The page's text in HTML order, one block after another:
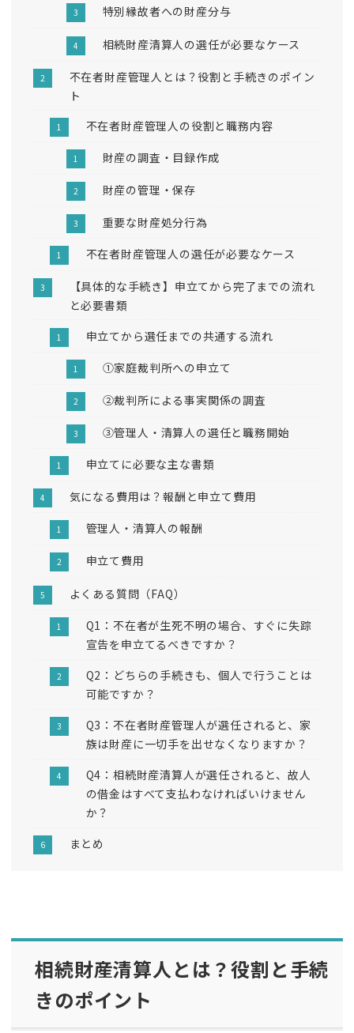
特別縁故者への財産分与
相続財産清算人の選任が必要なケース
不在者財産管理人とは？役割と手続きのポイン
ト
不在者財産管理人の役割と職務内容
財産の調査・目録作成
財産の管理・保存
重要な財産処分行為
不在者財産管理人の選任が必要なケース
【具体的な手続き】申立てから完了までの流れ
と必要書類
申立てから選任までの共通する流れ
①家庭裁判所への申立て
②裁判所による事実関係の調査
③管理人・清算人の選任と職務開始
申立てに必要な主な書類
気になる費用は？報酬と申立て費用
管理人・清算人の報酬
申立て費用
よくある質問（FAQ）
Q1：不在者が生死不明の場合、すぐに失踪
宣告を申立てるべきですか？
Q2：どちらの手続きも、個人で行うことは
可能ですか？
Q3：不在者財産管理人が選任されると、家
族は財産に一切手を出せなくなりますか？
Q4：相続財産清算人が選任されると、故人
の借金はすべて支払わなければいけません
か？
まとめ
相続財産清算人とは？役割と手続
きのポイント